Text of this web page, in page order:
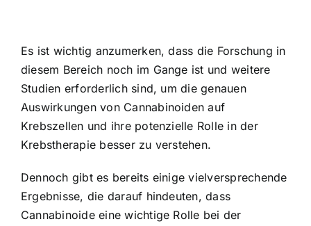
Es ist wichtig anzumerken, dass die Forschung in
diesem Bereich noch im Gange ist und weitere
Studien erforderlich sind, um die genauen
Auswirkungen von Cannabinoiden auf
Krebszellen und ihre potenzielle Rolle in der
Krebstherapie besser zu verstehen.
Dennoch gibt es bereits einige vielversprechende
Ergebnisse, die darauf hindeuten, dass
Cannabinoide eine wichtige Rolle bei der